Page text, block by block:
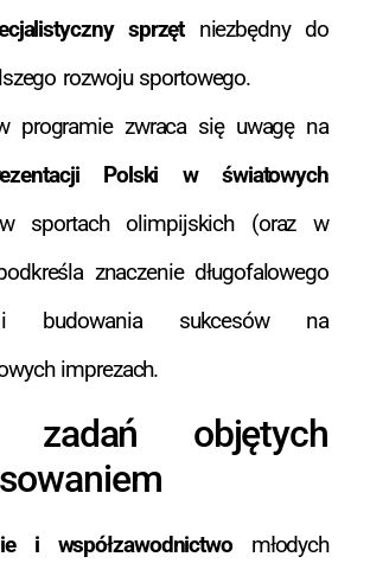
sprzętniezbędny do
rozwoju sportowego.
programie zwraca się uwagę na
Polski w światowych
sportach olimpijskich (oraz w
znaczenie długofalowego
budowania sukcesów na
imprezach.
zadań objętych
i współzawodnictwomłodych